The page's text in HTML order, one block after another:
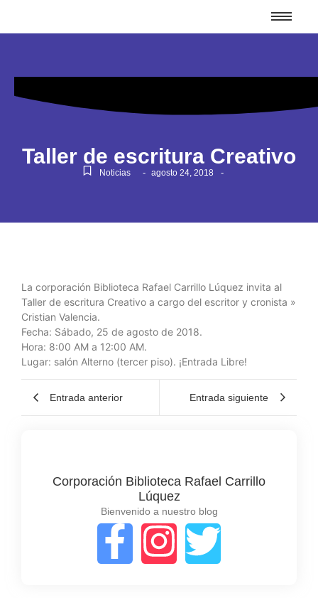
Taller de escritura Creativo
Noticias - agosto 24, 2018 -
La corporación Biblioteca Rafael Carrillo Lúquez invita al
Taller de escritura Creativo a cargo del escritor y cronista »
Cristian Valencia.
Fecha: Sábado, 25 de agosto de 2018.
Hora: 8:00 AM a 12:00 AM.
Lugar: salón Alterno (tercer piso). ¡Entrada Libre!
Entrada anterior Entrada siguiente
Corporación Biblioteca Rafael Carrillo
Lúquez
Bienvenido a nuestro blog